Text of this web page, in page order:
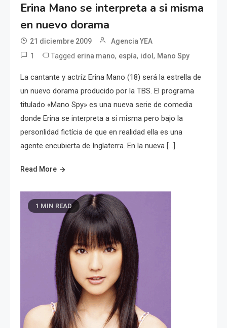
Erina Mano se interpreta a si misma
en nuevo dorama
21 diciembre 2009 Agencia YEA
1 Tagged erina mano, espía, idol, Mano Spy
La cantante y actríz Erina Mano (18) será la estrella de
un nuevo dorama producido por la TBS. El programa
titulado «Mano Spy» es una nueva serie de comedia
donde Erina se interpreta a si misma pero bajo la
personlidad fictícia de que en realidad ella es una
agente encubierta de Inglaterra. En la nueva […]
Read More
1 MIN READ